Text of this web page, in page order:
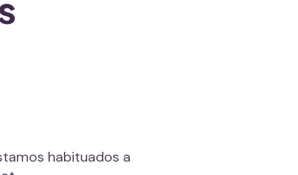
habituados a